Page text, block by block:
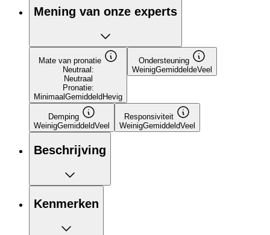
Mening van onze experts
Mate van pronatie
Neutraal:
Neutraal
Pronatie:
MinimaalGemiddeldHevig
Ondersteuning
WeinigGemiddeldeVeel
Demping
WeinigGemiddeldVeel
Responsiviteit
WeinigGemiddeldVeel
Beschrijving
Kenmerken